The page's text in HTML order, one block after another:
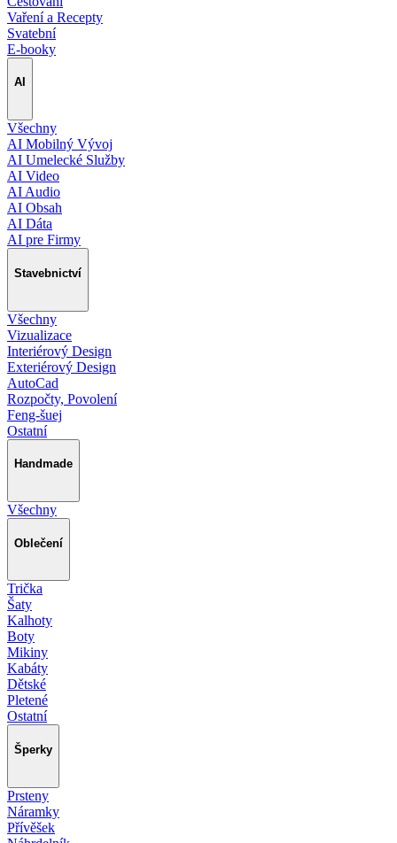
Vaření a Recepty
Svatební
E-booky
AI
Všechny
AI Mobilný Vývoj
AI Umelecké Služby
AI Video
AI Audio
AI Obsah
AI Dáta
AI pre Firmy
Stavebnictví
Všechny
Vizualizace
Interiérový Design
Exteriérový Design
AutoCad
Rozpočty, Povolení
Feng-šuej
Ostatní
Handmade
Všechny
Oblečení
Trička
Šaty
Kalhoty
Boty
Mikiny
Kabáty
Dětské
Pletené
Ostatní
Šperky
Prsteny
Náramky
Přívěšek